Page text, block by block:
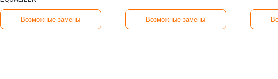
Возможные замены Возможные замены